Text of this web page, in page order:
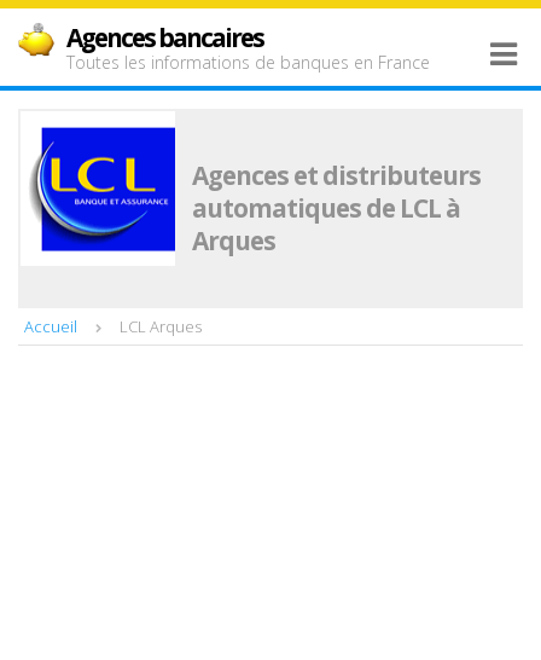
Agences bancaires
Toutes les informations de banques en France
Agences et distributeurs
automatiques de LCL à
Arques
Accueil LCL Arques